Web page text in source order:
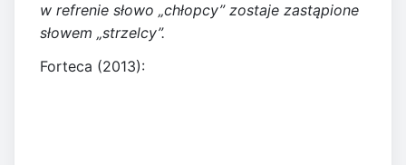
w refrenie słowo „chłopcy” zostaje zastąpione
słowem „strzelcy”.
Forteca (2013):